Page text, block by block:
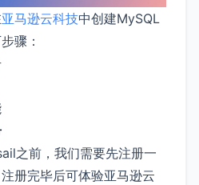
亚马逊云科技中创建MySQL
骤：
之前，我们需要先注册一
册完毕后可体验亚马逊云